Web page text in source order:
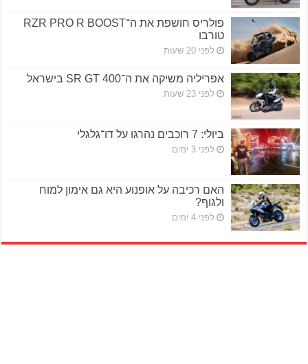
פולריס חושפת את ה־RZR PRO R BOOST
טורבו
לפני 20 שעות
אפריליה משיקה את ה־SR GT 400 בישראל
לפני 23 שעות
ביולי: 7 רוכבים נהרגו על דו־גלגלי
לפני 3 ימים
האם רכיבה על אופנוע היא גם אימון למוח
ולגוף?
לפני 4 ימים